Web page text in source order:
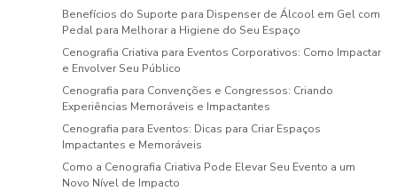
Benefícios do Suporte para Dispenser de Álcool em Gel com
Pedal para Melhorar a Higiene do Seu Espaço
Cenografia Criativa para Eventos Corporativos: Como Impactar
e Envolver Seu Público
Cenografia para Convenções e Congressos: Criando
Experiências Memoráveis e Impactantes
Cenografia para Eventos: Dicas para Criar Espaços
Impactantes e Memoráveis
Como a Cenografia Criativa Pode Elevar Seu Evento a um
Novo Nível de Impacto